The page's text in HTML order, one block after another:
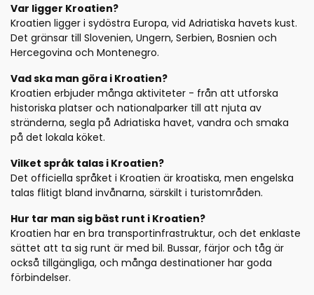
Var ligger Kroatien?
Kroatien ligger i sydöstra Europa, vid Adriatiska havets kust.
Det gränsar till Slovenien, Ungern, Serbien, Bosnien och
Hercegovina och Montenegro.
Vad ska man göra i Kroatien?
Kroatien erbjuder många aktiviteter - från att utforska
historiska platser och nationalparker till att njuta av
stränderna, segla på Adriatiska havet, vandra och smaka
på det lokala köket.
Vilket språk talas i Kroatien?
Det officiella språket i Kroatien är kroatiska, men engelska
talas flitigt bland invånarna, särskilt i turistområden.
Hur tar man sig bäst runt i Kroatien?
Kroatien har en bra transportinfrastruktur, och det enklaste
sättet att ta sig runt är med bil. Bussar, färjor och tåg är
också tillgängliga, och många destinationer har goda
förbindelser.